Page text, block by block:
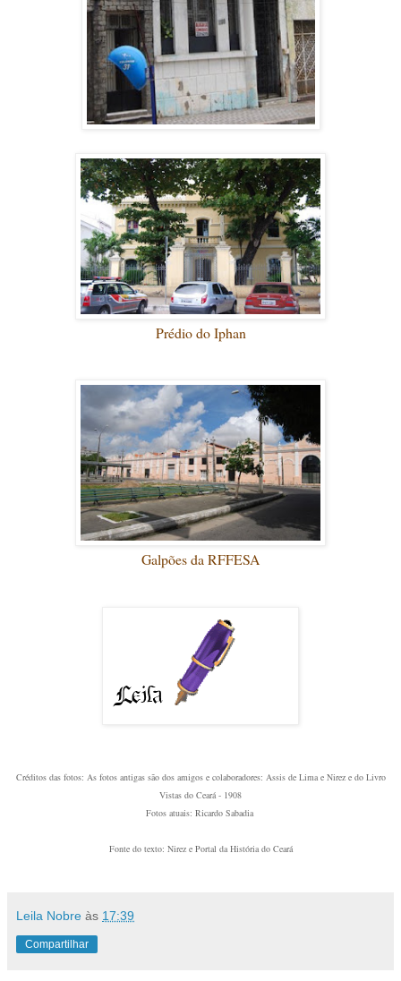
Prédio do Iphan
Galpões da RFFESA
Créditos das fotos: As fotos antigas são dos amigos e colaboradores: Assis de Lima e Nirez e do Livro
Vistas do Ceará - 1908
Fotos atuais: Ricardo Sabadia
Fonte do texto: Nirez e Portal da História do Ceará
Leila Nobre às 17:39
Compartilhar